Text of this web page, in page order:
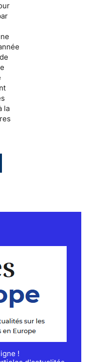
la
!